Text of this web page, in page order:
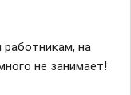
на
не занимает!